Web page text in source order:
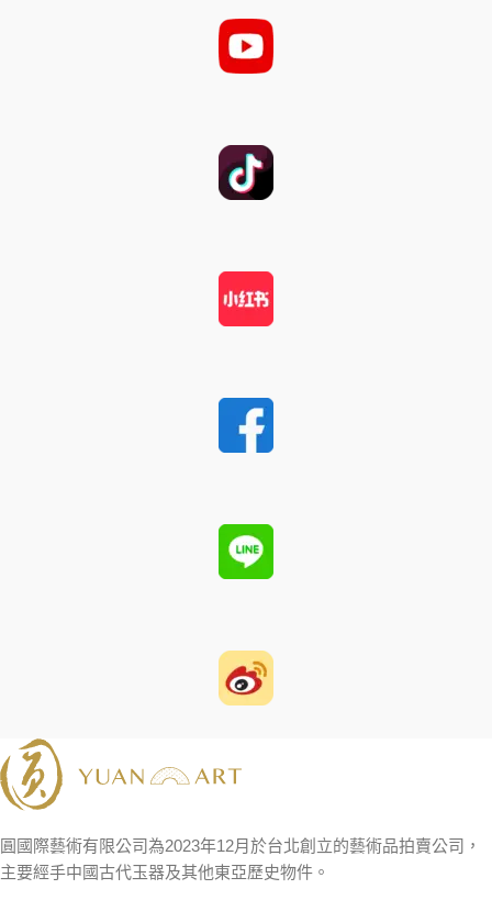
圓國際藝術有限公司為2023年12月於台北創立的藝術品拍賣公司，
主要經手中國古代玉器及其他東亞歷史物件。